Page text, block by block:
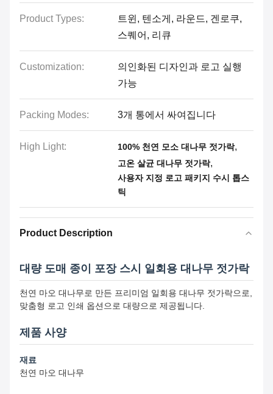
Product Types:
트윈, 텐소게, 라운드, 겐로쿠,
스퀘어, 리큐
Customization:
의인화된 디자인과 로고 실행
가능
Packing Modes: 3개 통에서 싸여집니다
High Light: 100% 천연 모소 대나무 젓가락,
고온 살균 대나무 젓가락,
사용자 지정 로고 패키지 수시 톱스
틱
Product Description
대량 도매 종이 포장 스시 일회용 대나무 젓가락
천연 마오 대나무로 만든 프리미엄 일회용 대나무 젓가락으로,
맞춤형 로고 인쇄 옵션으로 대량으로 제공됩니다.
제품 사양
재료
천연 마오 대나무